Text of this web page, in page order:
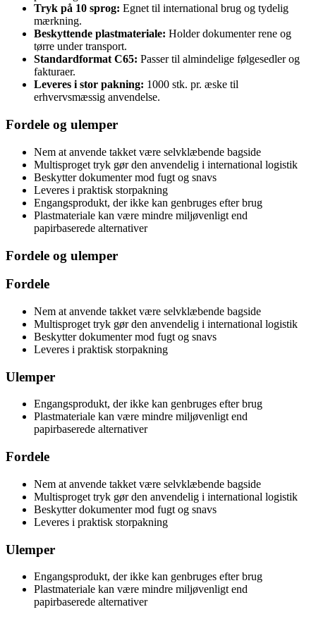
Tryk på 10 sprog: Egnet til international brug og tydelig
mærkning.
Beskyttende plastmateriale: Holder dokumenter rene og
tørre under transport.
Standardformat C65: Passer til almindelige følgesedler og
fakturaer.
Leveres i stor pakning: 1000 stk. pr. æske til
erhvervsmæssig anvendelse.
Fordele og ulemper
Nem at anvende takket være selvklæbende bagside
Multisproget tryk gør den anvendelig i international logistik
Beskytter dokumenter mod fugt og snavs
Leveres i praktisk storpakning
Engangsprodukt, der ikke kan genbruges efter brug
Plastmateriale kan være mindre miljøvenligt end
papirbaserede alternativer
Fordele og ulemper
Fordele
Nem at anvende takket være selvklæbende bagside
Multisproget tryk gør den anvendelig i international logistik
Beskytter dokumenter mod fugt og snavs
Leveres i praktisk storpakning
Ulemper
Engangsprodukt, der ikke kan genbruges efter brug
Plastmateriale kan være mindre miljøvenligt end
papirbaserede alternativer
Fordele
Nem at anvende takket være selvklæbende bagside
Multisproget tryk gør den anvendelig i international logistik
Beskytter dokumenter mod fugt og snavs
Leveres i praktisk storpakning
Ulemper
Engangsprodukt, der ikke kan genbruges efter brug
Plastmateriale kan være mindre miljøvenligt end
papirbaserede alternativer